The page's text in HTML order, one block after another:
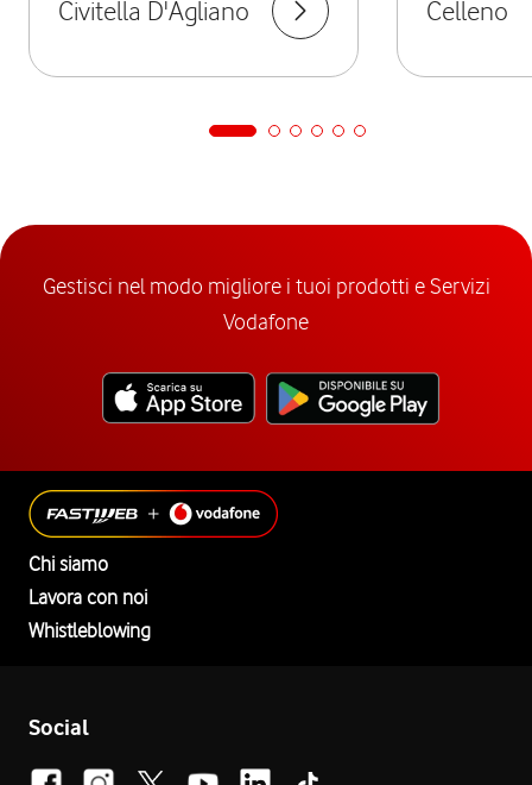
Civitella D'Agliano Celleno
Gestisci nel modo migliore i tuoi prodotti e Servizi
Vodafone
Chi siamo
Lavora con noi
Whistleblowing
Social